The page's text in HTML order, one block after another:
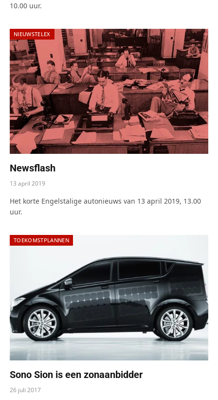
10.00 uur.
NIEUWSTELEX
Newsflash
13 april 2019
Het korte Engelstalige autonieuws van 13 april 2019, 13.00
uur.
TOEKOMSTPLANNEN
Sono Sion is een zonaanbidder
26 juli 2017